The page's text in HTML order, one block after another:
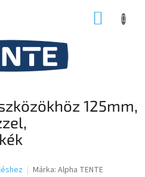
KOSÁR
125mm,
Márka: Alpha TENTE